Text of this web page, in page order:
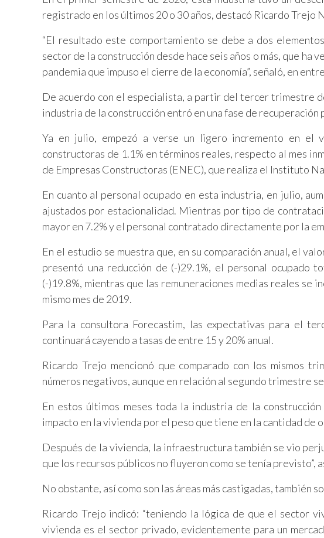
registrado en los últimos 20 o 30 años, destacó Ricardo Trejo
“El resultado este comportamiento se debe a dos
sector de la construcción desde hace seis años o más, que ha
pandemia que impuso el cierre de la economía”, señaló, en
De acuerdo con el especialista, a partir del tercer trimestre
industria de la construcción entró en una fase de
Ya en julio, empezó a verse un ligero incremento en el
constructoras de 1.1% en términos reales, respecto al mes
de Empresas Constructoras (ENEC), que realiza el Instituto
En cuanto al personal ocupado en esta industria, en julio,
ajustados por estacionalidad. Mientras por tipo de
mayor en 7.2% y el personal contratado directamente por la
En el estudio se muestra que, en su comparación anual, el
presentó una reducción de (-)29.1%, el personal ocupado
(-)19.8%, mientras que las remuneraciones medias reales se
mismo mes de 2019.
Para la consultora Forecastim, las expectativas para el
continuará cayendo a tasas de entre 15 y 20% anual.
Ricardo Trejo mencionó que comparado con los mismos
números negativos, aunque en relación al segundo trimestre
En estos últimos meses toda la industria de la
impacto en la vivienda por el peso que tiene en la cantidad de
Después de la vivienda, la infraestructura también se vio
que los recursos públicos no fluyeron como se tenía previsto”,
No obstante, así como son las áreas más castigadas, también
Ricardo Trejo indicó: “teniendo la lógica de que el sector
vivienda es el sector privado, evidentemente para un